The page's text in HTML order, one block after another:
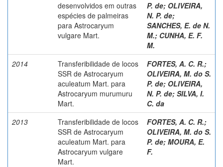
desenvolvidos em outras
espécies de palmeiras
para Astrocaryum
vulgare Mart.
P. de; OLIVEIRA,
N. P. de;
SANCHES, E. de N.
M.; CUNHA, E. F.
M.
2014
Transferibilidade de locos
SSR de Astrocaryum
aculeatum Mart. para
Astrocaryum murumuru
Mart.
FORTES, A. C. R.;
OLIVEIRA, M. do S.
P. de; OLIVEIRA,
N. P. de; SILVA, I.
C. da
2013
Transferibilidade de locos
SSR de Astrocaryum
aculeatum Mart. para
Astrocaryum vulgare
Mart.
FORTES, A. C. R.;
OLIVEIRA, M. do S.
P. de; MOURA, E.
F.